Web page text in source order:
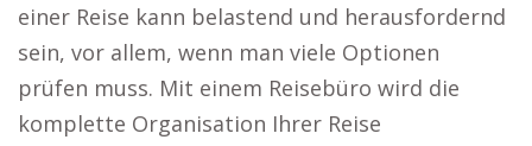
einer Reise kann belastend und herausfordernd
sein, vor allem, wenn man viele Optionen
prüfen muss. Mit einem Reisebüro wird die
komplette Organisation Ihrer Reise